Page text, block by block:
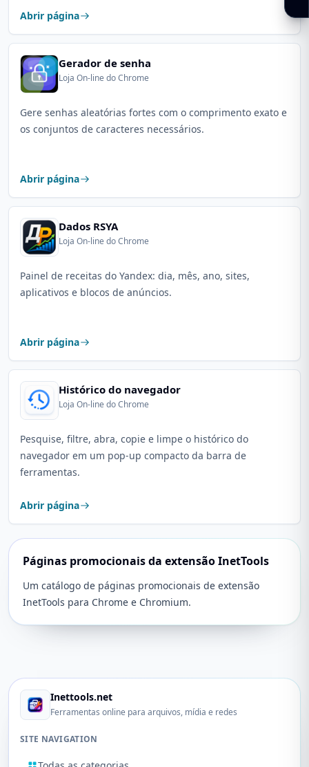
Abrir página
Gerador de senha
Loja On-line do Chrome
Gere senhas aleatórias fortes com o comprimento exato e
os conjuntos de caracteres necessários.
Abrir página
Dados RSYA
Loja On-line do Chrome
Painel de receitas do Yandex: dia, mês, ano, sites,
aplicativos e blocos de anúncios.
Abrir página
Histórico do navegador
Loja On-line do Chrome
Pesquise, filtre, abra, copie e limpe o histórico do
navegador em um pop-up compacto da barra de
ferramentas.
Abrir página
Páginas promocionais da extensão InetTools
Um catálogo de páginas promocionais de extensão
InetTools para Chrome e Chromium.
Inettools.net
Ferramentas online para arquivos, mídia e redes
SITE NAVIGATION